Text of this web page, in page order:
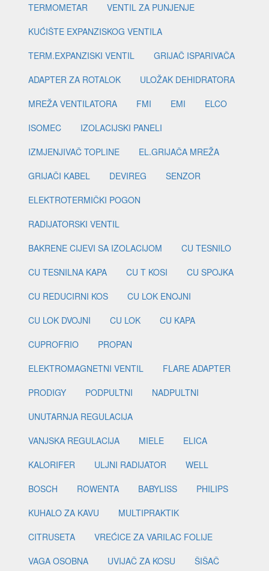
TERMOMETAR
VENTIL ZA PUNJENJE
KUĆIŠTE EXPANZISKOG VENTILA
TERM.EXPANZISKI VENTIL
GRIJAČ ISPARIVAČA
ADAPTER ZA ROTALOK
ULOŽAK DEHIDRATORA
MREŽA VENTILATORA
FMI EMI
ELCO
ISOMEC
IZOLACIJSKI PANELI
IZMJENJIVAČ TOPLINE
EL.GRIJAČA MREŽA
GRIJAČI KABEL
DEVIREG
SENZOR
ELEKTROTERMIČKI POGON
RADIJATORSKI VENTIL
BAKRENE CIJEVI SA IZOLACIJOM
CU TESNILO
CU TESNILNA KAPA
CU T KOSI
CU SPOJKA
CU REDUCIRNI KOS
CU LOK ENOJNI
CU LOK DVOJNI
CU LOK
CU KAPA
CUPROFRIO
PROPAN
ELEKTROMAGNETNI VENTIL
FLARE ADAPTER
PRODIGY
PODPULTNI
NADPULTNI
UNUTARNJA REGULACIJA
VANJSKA REGULACIJA
MIELE
ELICA
KALORIFER
ULJNI RADIJATOR
WELL
BOSCH
ROWENTA BABYLISS
PHILIPS
KUHALO ZA KAVU
MULTIPRAKTIK
CITRUSETA
VREĆICE ZA VARILAC FOLIJE
VAGA OSOBNA
UVIJAČ ZA KOSU
ŠIŠAČ